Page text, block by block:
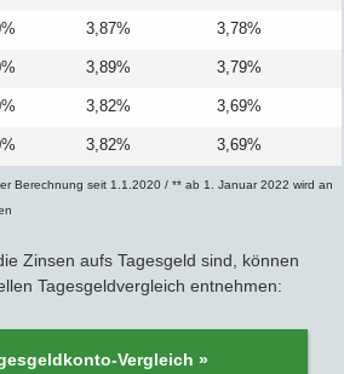
Berechnung seit 1.1.2020 / ** ab 1. Januar 2022 wird an
3,87% 3,78%
3,89% 3,79%
3,82% 3,69%
3,82% 3,69%
Zinsen aufs Tagesgeld sind, können
Tagesgeldvergleich entnehmen:
Vergleich »